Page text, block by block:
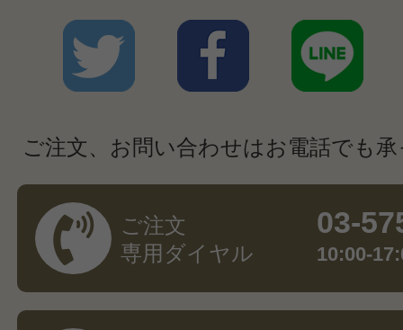
ご注文、お問い合わせはお電話でも
ご注文
専用ダイヤル
03-
10:00-